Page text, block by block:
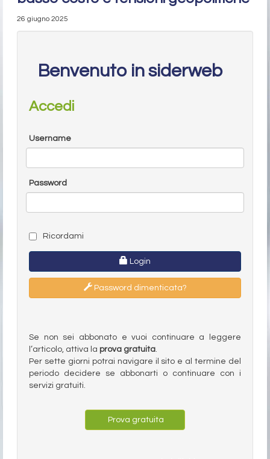
26 giugno 2025
Benvenuto in siderweb
Accedi
Username
Password
Ricordami
Login
Password dimenticata?
Se non sei abbonato e vuoi continuare a leggere
l’articolo, attiva la prova gratuita.
Per sette giorni potrai navigare il sito e al termine del
periodo decidere se abbonarti o continuare con i
servizi gratuiti.
Prova gratuita